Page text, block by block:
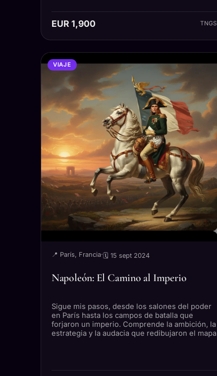
EUR 1,900 TNGS
VIAJE
📍 París, Francia· 🗓 15 sept 2024
Napoleón: El Camino al Imperio
Sigue mis pasos, desde los salones del poder
en París hasta los campos de batalla que
forjaron un imperio. Comprende la ambición, la
estrategia y la audacia que redibujaron el mapa